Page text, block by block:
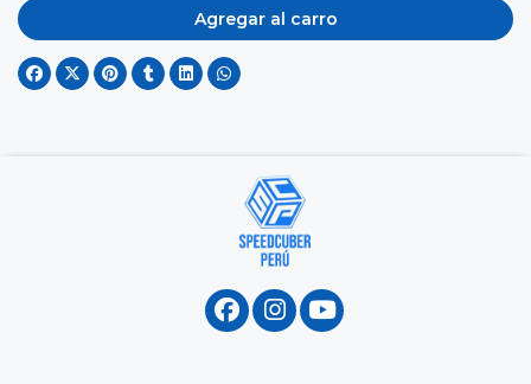
Agregar al carro